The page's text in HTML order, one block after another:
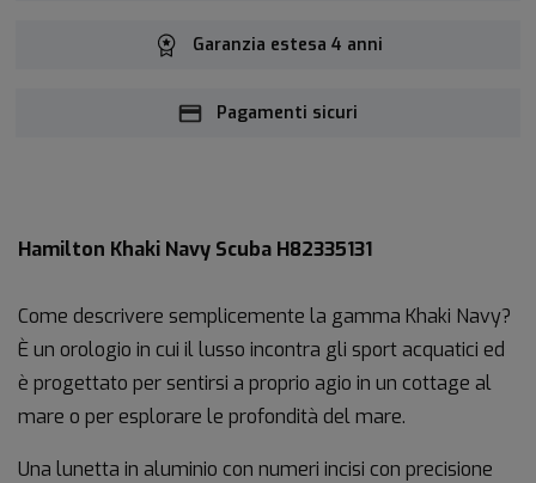
Garanzia estesa 4 anni
Pagamenti sicuri
Hamilton Khaki Navy Scuba H82335131
Come descrivere semplicemente la gamma Khaki Navy?
È un orologio in cui il lusso incontra gli sport acquatici ed
è progettato per sentirsi a proprio agio in un cottage al
mare o per esplorare le profondità del mare.
Una lunetta in aluminio con numeri incisi con precisione